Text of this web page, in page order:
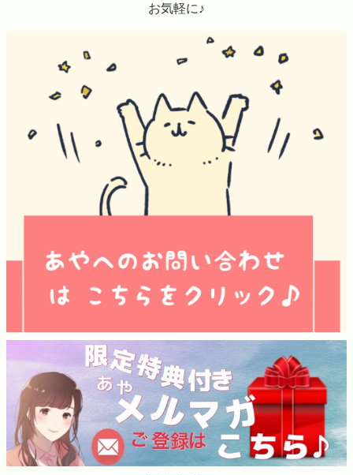
お気軽に♪